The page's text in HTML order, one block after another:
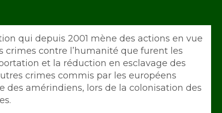
qui depuis 2001 mène des actions en vue
crimes contre l’humanité que furent les
et la réduction en esclavage des
crimes commis par les européens
des amérindiens, lors de la colonisation des